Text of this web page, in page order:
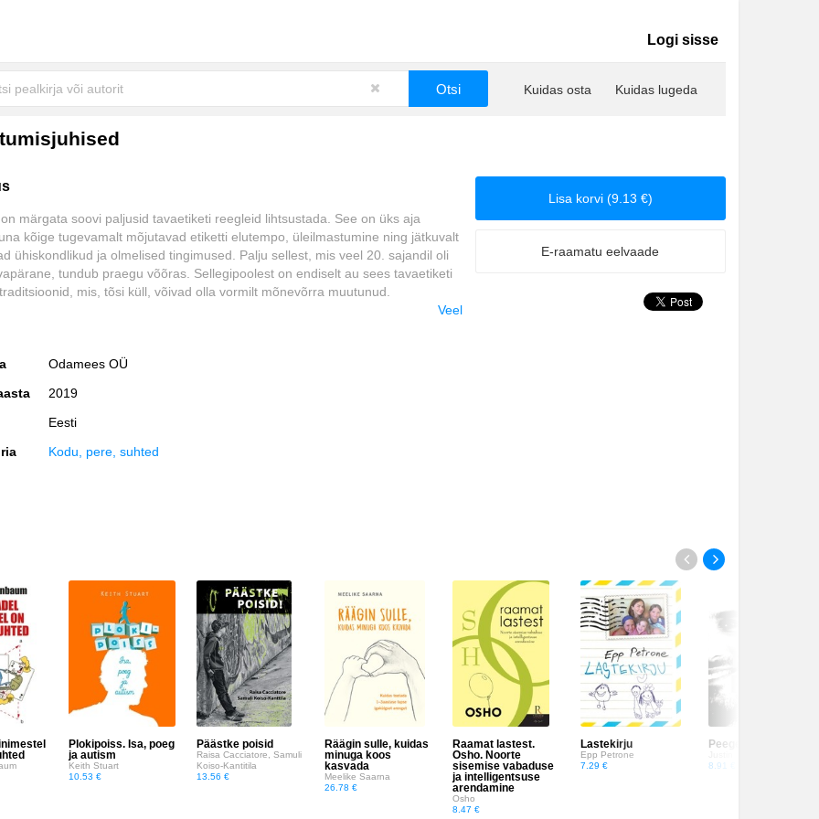
Logi sisse
Kuidas osta Kuidas lugeda
Lisa korvi (9.13 €)
E-raamatu eelvaade
märgata soovi paljusid tavaetiketi reegleid lihtsustada. See on üks aja
kõige tugevamalt mõjutavad etiketti elutempo, üleilmastumine ning jätkuvalt
ühiskondlikud ja olmelised tingimused. Palju sellest, mis veel 20. sajandil oli
tundub praegu võõras. Sellegipoolest on endiselt au sees tavaetiketi
mis, tõsi küll, võivad olla vormilt mõnevõrra muutunud.
loomulikkus, viisakus, mõõdu- ja taktitunne ning mis peamine, heatahtlikVeel
Odamees OÜ
2019
Eesti
Kodu, pere, suhted
Plokipoiss. Isa, poeg
ja autism
Keith Stuart
10.53 €
Päästke poisid
Raisa Cacciatore, Samuli
Koiso-Kantitila
13.56 €
Räägin sulle, kuidas
minuga koos
kasvada
Meelike Saarna
26.78 €
Raamat lastest.
Osho. Noorte
sisemise vabaduse
ja intelligentsuse
arendamine
Osho
8.47 €
Lastekirju
Epp Petrone
7.29 €
Peegelmees
8.91 €